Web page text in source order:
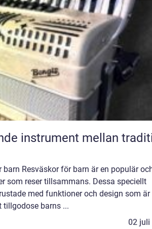
barn Resväskor för barn är en populär
som reser tillsammans. Dessa speciellt
med funktioner och design som är
barns ...
02 juli